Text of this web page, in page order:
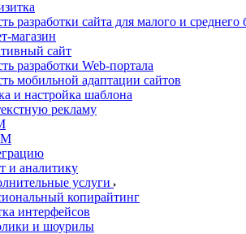
разработки сайта для малого и среднего
магазин
сайт
разработки Web-портала
мобильной адаптации сайтов
и настройка шаблона
рекламу
и аналитику
услуги
копирайтинг
интерфейсов
и шоурилы